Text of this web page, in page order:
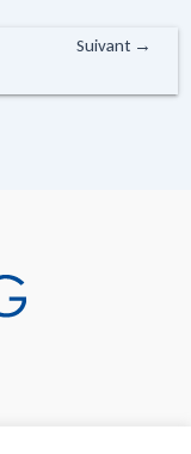
Suivant →